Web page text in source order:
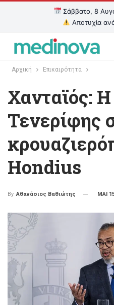
Σάββατο, 8
Αποτυχία
Αρχική Επικαιρότητα
Χανταϊός:
Τενερίφης
Hondius
By Αθανάσιος Βαθιώτης ΜΑΙ